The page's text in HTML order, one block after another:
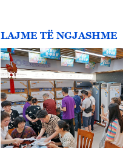
LAJME TË NGJASHME